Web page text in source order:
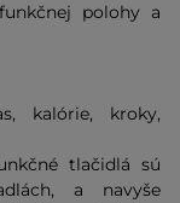
polohy a
kalórie, kroky,
tlačidlá sú
a navyše